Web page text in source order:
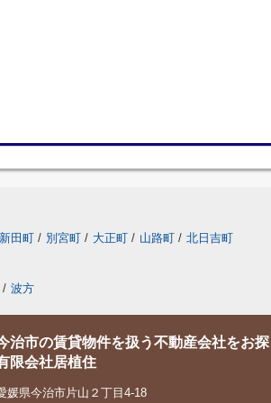
田町 / 別宮町 / 大正町 / 山路町 / 北日吉町
/ 波方
治市の賃貸物件を扱う不動産会社をお
限会社居植住
媛県今治市片山２丁目4-18